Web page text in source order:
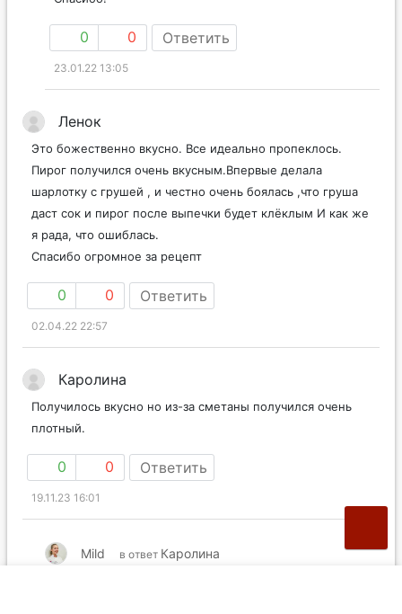
0 0 Ответить
23.01.22 13:05
Ленок
Это божественно вкусно. Все идеально пропеклось.
Пирог получился очень вкусным.Впервые делала
шарлотку с грушей , и честно очень боялась ,что груша
даст сок и пирог после выпечки будет клёклым И как же
я рада, что ошиблась.
Спасибо огромное за рецепт
0 0 Ответить
02.04.22 22:57
Каролина
Получилось вкусно но из-за сметаны получился очень
плотный.
0 0 Ответить
19.11.23 16:01
Mild в ответ Каролина